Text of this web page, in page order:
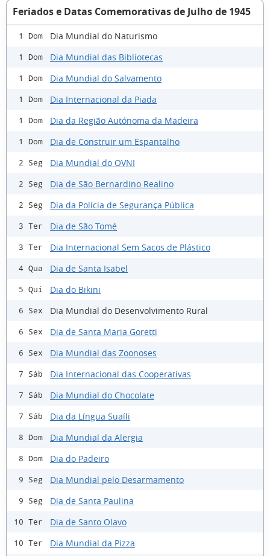
Feriados e Datas Comemorativas de Julho de 1945
1 Dom Dia Mundial do Naturismo
1 Dom Dia Mundial das Bibliotecas
1 Dom Dia Mundial do Salvamento
1 Dom Dia Internacional da Piada
1 Dom Dia da Região Autónoma da Madeira
1 Dom Dia de Construir um Espantalho
2 Seg Dia Mundial do OVNI
2 Seg Dia de São Bernardino Realino
2 Seg Dia da Polícia de Segurança Pública
3 Ter Dia de São Tomé
3 Ter Dia Internacional Sem Sacos de Plástico
4 Qua Dia de Santa Isabel
5 Qui Dia do Bikini
6 Sex Dia Mundial do Desenvolvimento Rural
6 Sex Dia de Santa Maria Goretti
6 Sex Dia Mundial das Zoonoses
7 Sáb Dia Internacional das Cooperativas
7 Sáb Dia Mundial do Chocolate
7 Sáb Dia da Língua Suaíli
8 Dom Dia Mundial da Alergia
8 Dom Dia do Padeiro
9 Seg Dia Mundial pelo Desarmamento
9 Seg Dia de Santa Paulina
10 Ter Dia de Santo Olavo
10 Ter Dia Mundial da Pizza